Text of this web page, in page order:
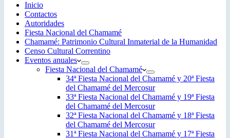
Inicio
Contactos
Autoridades
Fiesta Nacional del Chamamé
Chamamé: Patrimonio Cultural Inmaterial de la Humanidad
Censo Cultural Correntino
Eventos anuales
Fiesta Nacional del Chamamé
34ª Fiesta Nacional del Chamamé y 20ª Fiesta
del Chamamé del Mercosur
33ª Fiesta Nacional del Chamamé y 19ª Fiesta
del Chamamé del Mercosur
32ª Fiesta Nacional del Chamamé y 18ª Fiesta
del Chamamé del Mercosur
31ª Fiesta Nacional del Chamamé y 17ª Fiesta